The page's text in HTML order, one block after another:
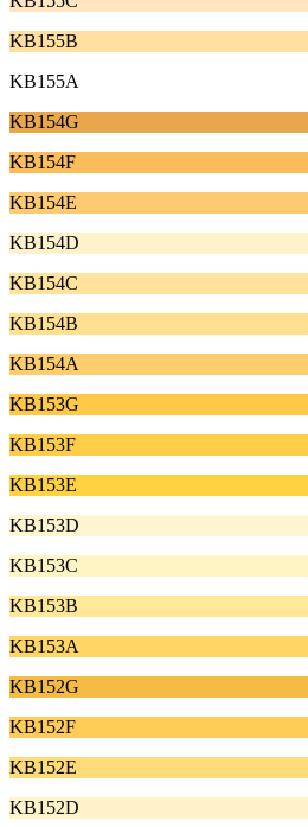
KB155B
KB155A
KB154G
KB154F
KB154E
KB154D
KB154C
KB154B
KB154A
KB153G
KB153F
KB153E
KB153D
KB153C
KB153B
KB153A
KB152G
KB152F
KB152E
KB152D